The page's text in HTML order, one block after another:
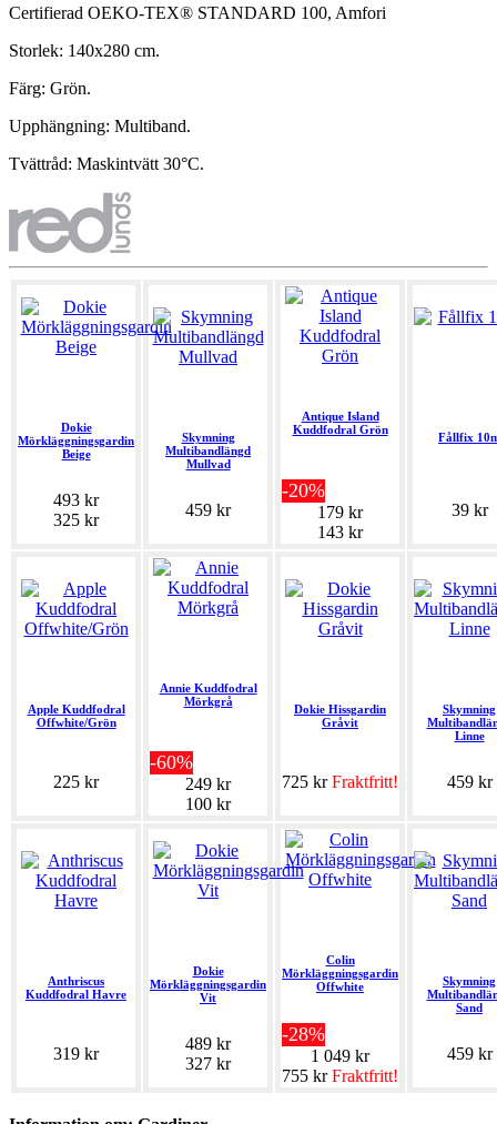
Certifierad OEKO-TEX® STANDARD 100, Amfori
Storlek: 140x280 cm.
Färg: Grön.
Upphängning: Multiband.
Tvättråd: Maskintvätt 30°C.
Dokie
Mörkläggningsgardin
Beige
493 kr
325 kr
Skymning
Multibandlängd
Mullvad
459 kr
Antique Island
Kuddfodral Grön
-20%
179 kr
143 kr
Fållfix
39 kr
Apple Kuddfodral
Offwhite/Grön
225 kr
Annie Kuddfodral
Mörkgrå
-60%
249 kr
100 kr
Dokie Hissgardin
Gråvit
725 krFraktfritt!
Skymning
Linne
459 kr
Anthriscus
Kuddfodral Havre
319 kr
Dokie
Mörkläggningsgardin
Vit
489 kr
327 kr
Colin
Mörkläggningsgardin
Offwhite
-28%
1 049 kr
755 krFraktfritt!
Skymning
Sand
459 kr